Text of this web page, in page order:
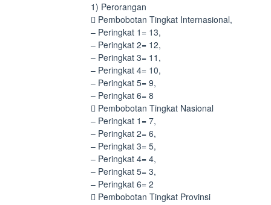
1) Perorangan
 Pembobotan Tingkat Internasional,
– Peringkat 1= 13,
– Peringkat 2= 12,
– Peringkat 3= 11,
– Peringkat 4= 10,
– Peringkat 5= 9,
– Peringkat 6= 8
 Pembobotan Tingkat Nasional
– Peringkat 1= 7,
– Peringkat 2= 6,
– Peringkat 3= 5,
– Peringkat 4= 4,
– Peringkat 5= 3,
– Peringkat 6= 2
 Pembobotan Tingkat Provinsi